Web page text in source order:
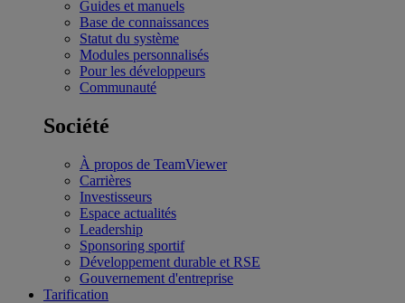
Guides et manuels
Base de connaissances
Statut du système
Modules personnalisés
Pour les développeurs
Communauté
Société
À propos de TeamViewer
Carrières
Investisseurs
Espace actualités
Leadership
Sponsoring sportif
Développement durable et RSE
Gouvernement d'entreprise
Tarification